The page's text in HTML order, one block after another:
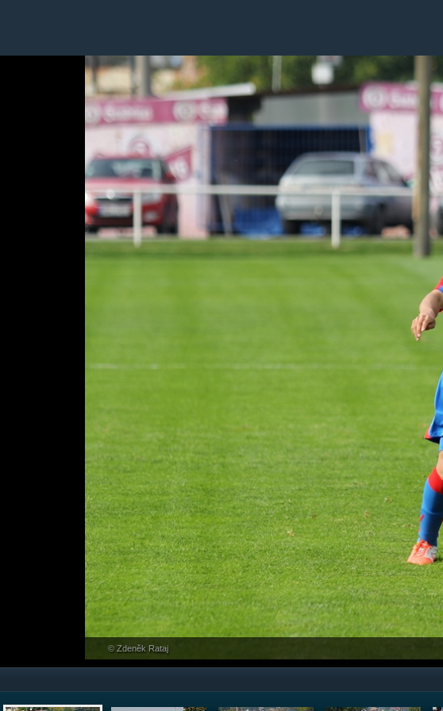
© Zdeněk Rataj